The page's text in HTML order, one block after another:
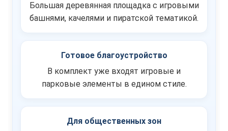
Большая деревянная площадка с игровыми
башнями, качелями и пиратской тематикой.
Готовое благоустройство
В комплект уже входят игровые и
парковые элементы в едином стиле.
Для общественных зон